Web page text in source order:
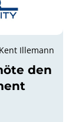
Illemann
den